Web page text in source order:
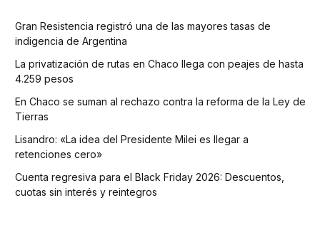
Gran Resistencia registró una de las mayores tasas de
indigencia de Argentina
La privatización de rutas en Chaco llega con peajes de hasta
4.259 pesos
En Chaco se suman al rechazo contra la reforma de la Ley de
Tierras
Lisandro: «La idea del Presidente Milei es llegar a
retenciones cero»
Cuenta regresiva para el Black Friday 2026: Descuentos,
cuotas sin interés y reintegros